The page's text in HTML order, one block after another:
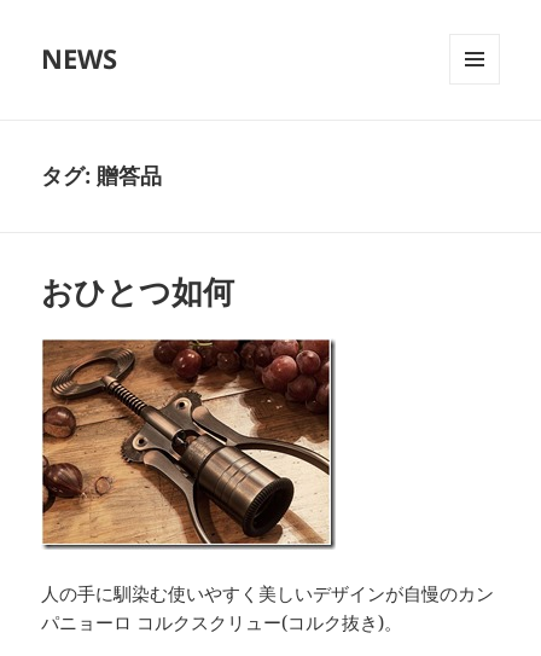
NEWS
タグ: 贈答品
おひとつ如何
人の手に馴染む使いやすく美しいデザインが自慢のカン
パニョーロ コルクスクリュー(コルク抜き)。